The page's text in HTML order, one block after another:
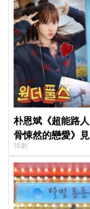
朴恩斌《超能路
骨悚然的戀愛》
演技獲讚「信看演
韓劇